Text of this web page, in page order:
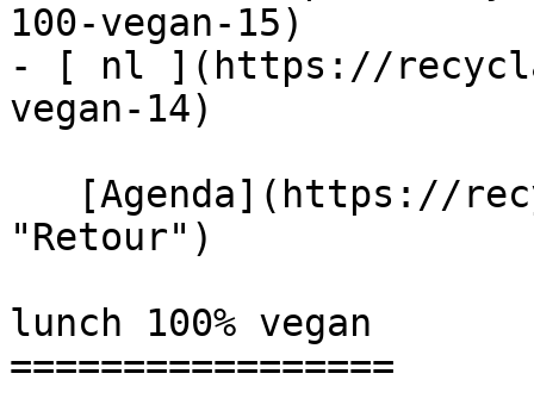
100-vegan-15)
- [ nl ](https://
vegan-14)
"Retour")
lunch 100% vegan
=================